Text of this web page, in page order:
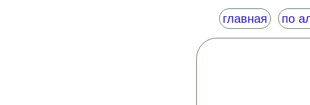
главная по